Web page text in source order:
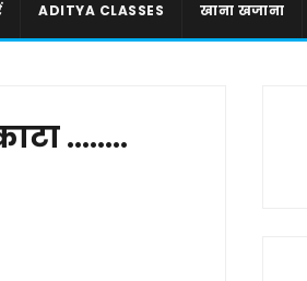
ADITYA CLASSES खाना खजाना
........